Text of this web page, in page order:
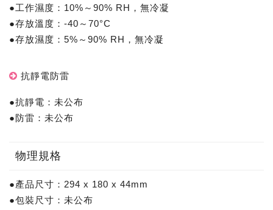
●工作濕度：10%～90% RH，無冷凝
●存放溫度：-40～70°C
●存放濕度：5%～90% RH，無冷凝
抗靜電防雷
●抗靜電：未公布
●防雷：未公布
物理規格
●產品尺寸：294 x 180 x 44mm
●包裝尺寸：未公布